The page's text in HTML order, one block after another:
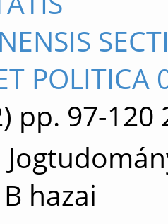
POLITICA
pp. 97-120
hazai